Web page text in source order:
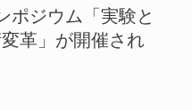
ポジウム「実験と
革」が開催され